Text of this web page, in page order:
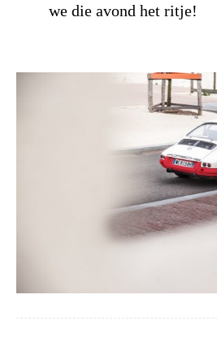
we die avond het ritje!